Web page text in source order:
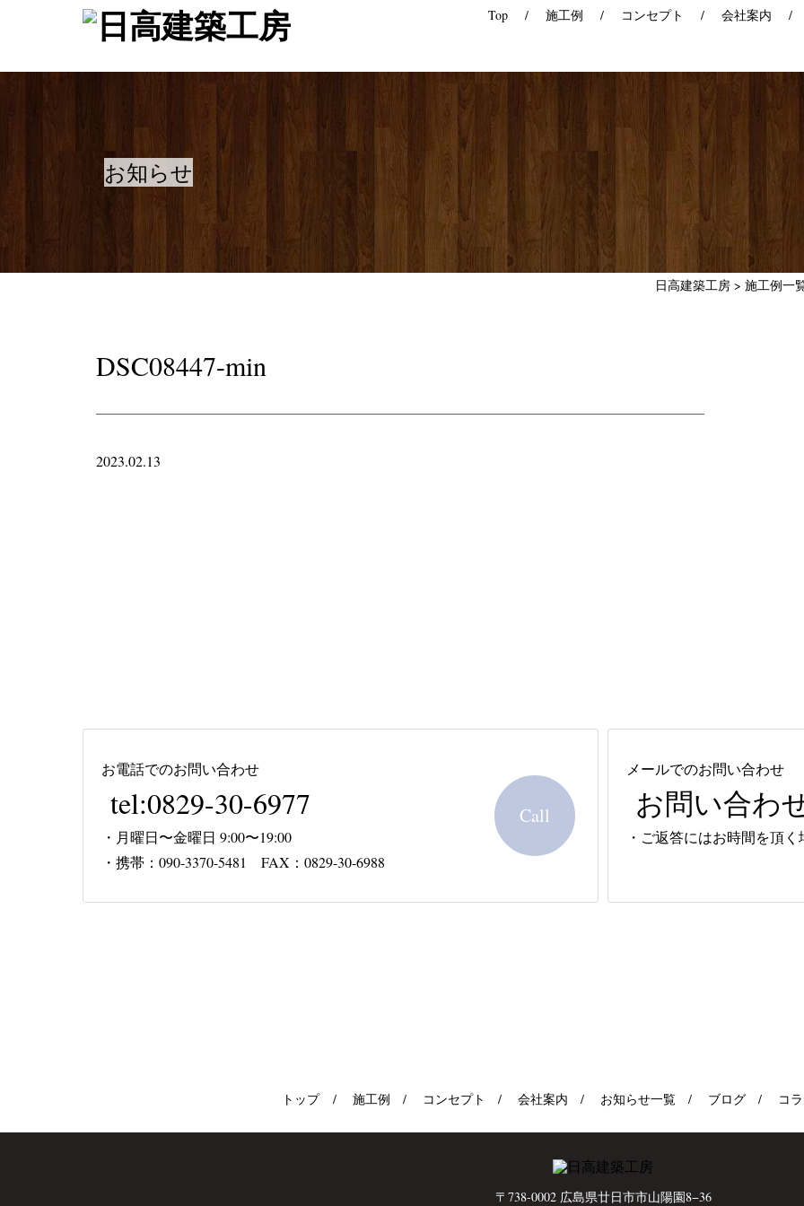
Top 施工例 コンセプト 会社案内
お知らせ
日高建築工房 > 施工例一
DSC08447-min
2023.02.13
お電話でのお問い合わせ
tel:0829-30-6977
・月曜日〜金曜日 9:00〜19:00
・携帯：090-3370-5481 FAX：0829-30-6988
Call
メールでのお問い合わせ
お問い合わ
・ご返答にはお時間を頂
トップ 施工例 コンセプト 会社案内 お知らせ一覧 ブログ コ
〒738-0002 広島県廿日市市山陽園8−36